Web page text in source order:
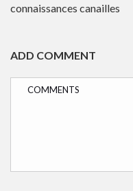
connaissances canailles
ADD COMMENT